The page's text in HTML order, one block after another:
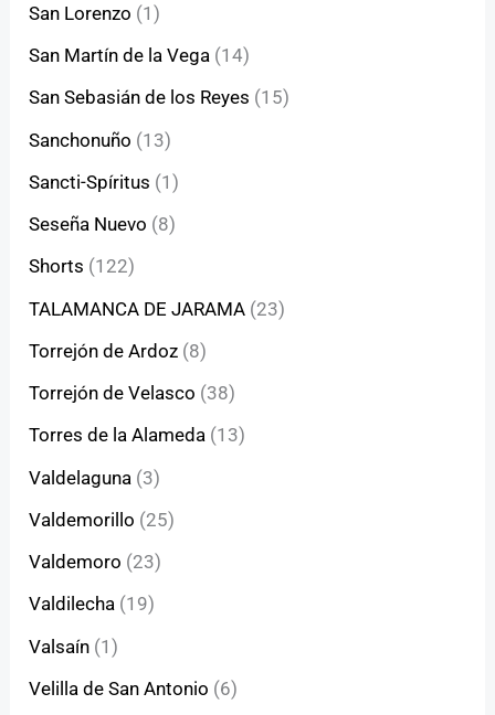
San Lorenzo (1)
San Martín de la Vega (14)
San Sebasián de los Reyes (15)
Sanchonuño (13)
Sancti-Spíritus (1)
Seseña Nuevo (8)
Shorts (122)
TALAMANCA DE JARAMA (23)
Torrejón de Ardoz (8)
Torrejón de Velasco (38)
Torres de la Alameda (13)
Valdelaguna (3)
Valdemorillo (25)
Valdemoro (23)
Valdilecha (19)
Valsaín (1)
Velilla de San Antonio (6)